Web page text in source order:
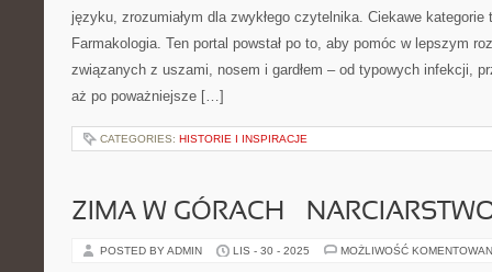
języku, zrozumiałym dla zwykłego czytelnika. Ciekawe kategorie
Farmakologia. Ten portal powstał po to, aby pomóc w lepszym
związanych z uszami, nosem i gardłem – od typowych infekcji,
aż po poważniejsze […]
CATEGORIES: HISTORIE I INSPIRACJE
ZIMA W GÓRACH –
POSTED BY ADMIN LIS - 30 - 2025 MOŻLIWOŚĆ